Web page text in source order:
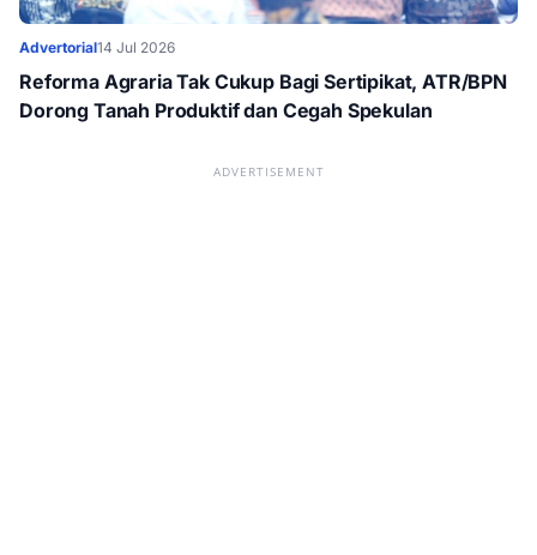
Advertorial14 Jul 2026
Reforma Agraria Tak Cukup Bagi Sertipikat, ATR/BPN
Dorong Tanah Produktif dan Cegah Spekulan
ADVERTISEMENT